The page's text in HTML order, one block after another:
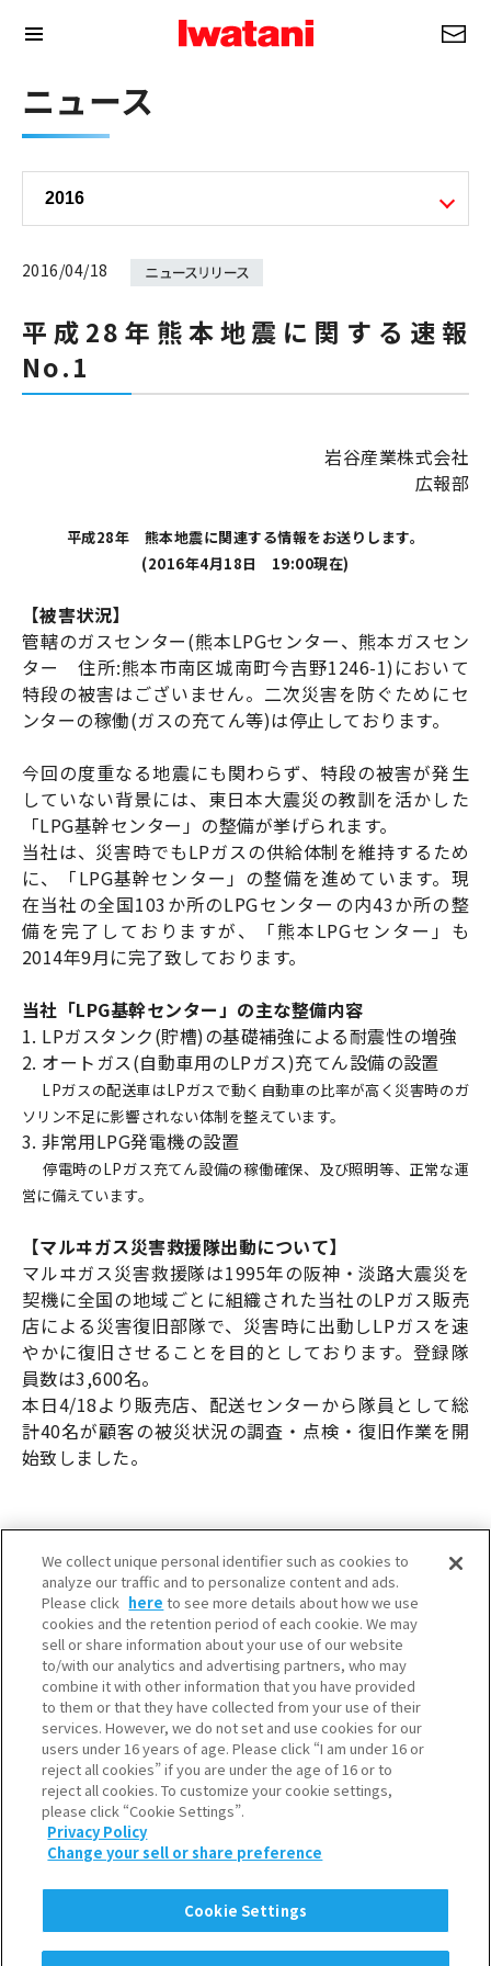
ニュース
2016/04/18
平成28年熊本地震に関する速報
No.1
岩谷産業株式会社
広報部
平成28年 熊本地震に関連する情報をお送りします。
(2016年4月18日 19:00現在)
【被害状況】
管轄のガスセンター(熊本LPGセンター、熊本ガスセン
ター 住所:熊本市南区城南町今吉野1246-1)において
特段の被害はございません。二次災害を防ぐためにセ
ンターの稼働(ガスの充てん等)は停止しております。
今回の度重なる地震にも関わらず、特段の被害が発生
していない背景には、東日本大震災の教訓を活かした
「LPG基幹センター」の整備が挙げられます。
当社は、災害時でもLPガスの供給体制を維持するため
に、「LPG基幹センター」の整備を進めています。現
在当社の全国103か所のLPGセンターの内43か所の整
備を完了しておりますが、「熊本LPGセンター」も
2014年9月に完了致しております。
当社「LPG基幹センター」の主な整備内容
1. LPガスタンク(貯槽)の基礎補強による耐震性の増強
2. オートガス(自動車用のLPガス)充てん設備の設置
LPガスの配送車はLPガスで動く自動車の比率が高く災害時のガ
ソリン不足に影響されない体制を整えています。
3. 非常用LPG発電機の設置
停電時のLPガス充てん設備の稼働確保、及び照明等、正常な運
営に備えています。
【マルヰガス災害救援隊出動について】
マルヰガス災害救援隊は1995年の阪神・淡路大震災を
契機に全国の地域ごとに組織された当社のLPガス販売
店による災害復旧部隊で、災害時に出動しLPガスを速
やかに復旧させることを目的としております。登録隊
員数は3,600名。
本日4/18より販売店、配送センターから隊員として総
計40名が顧客の被災状況の調査・点検・復旧作業を開
始致しました。
個人情報保護について
クッキーポリシー
ソーシャルメディアポリシー
We collect unique personal identifier such as cookies to
analyze our traffic and to personalize content and ads.
Please click here to see more details about how we use
cookies and the retention period of each cookie. We may
sell or share information about your use of our website
to/with our analytics and advertising partners, who may
combine it with other information that you have provided
to them or that they have collected from your use of their
services. However, we do not set and use cookies for our
users under 16 years of age. Please click “I am under 16 or
reject all cookies” if you are under the age of 16 or to
reject all cookies. To customize your cookie settings,
please click “Cookie Settings”.
Privacy Policy
Change your sell or share preference
Cookie Settings